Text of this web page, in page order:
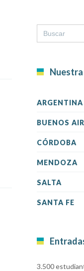
Search
for:
ARGENTINA
BUENOS
CÓRDOBA
MENDOZA
SALTA
SANTA FE
3.500